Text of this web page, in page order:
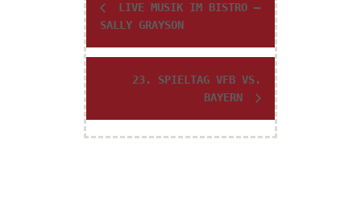
r
a
n
s
t
a
l
t
LIVE MUSIK IM BISTRO –
SALLY GRAYSON
23. SPIELTAG VFB VS.
BAYERN